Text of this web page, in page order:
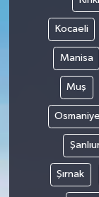
Kocaeli
Manisa
Muş
Osmaniye
Şırnak